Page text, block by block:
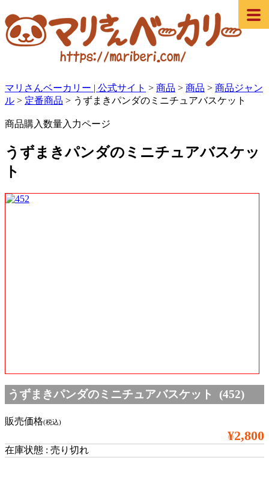
マリさんベーカリー | 公式サイト > 商品 > 商品 > 商品ジャン
ル > 定番商品 > うずまきパンダのミニチュアバスケット
商品購入数量入力ページ
うずまきパンダのミニチュアバスケッ
ト
うずまきパンダのミニチュアバスケット (452)
販売価格(税込)
¥2,800
在庫状態 : 売り切れ